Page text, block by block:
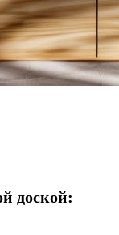
доской: